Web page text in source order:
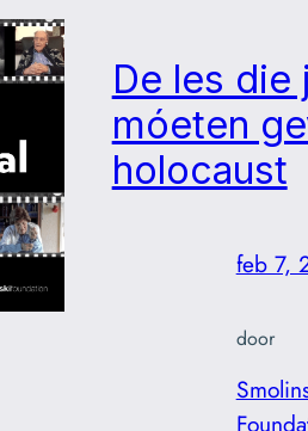
De les die
móeten
holocaust
feb 7,
door